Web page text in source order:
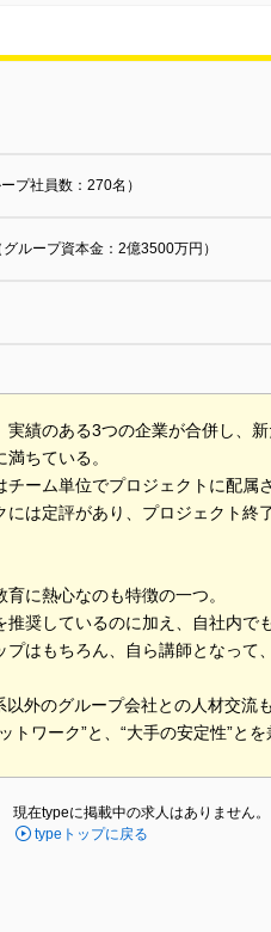
プ社員数：270名）
ループ資本金：2億3500万円）
実績のある3つの企業が合併し、
ちている。
チーム単位でプロジェクトに配属
には定評があり、プロジェクト終
育に熱心なのも特徴の一つ。
推奨しているのに加え、自社内で
プはもちろん、自ら講師となって
外のグループ会社との人材交流
トワーク”と、“大手の安定性”と
現在typeに掲載中の求人はありません。
typeトップに戻る